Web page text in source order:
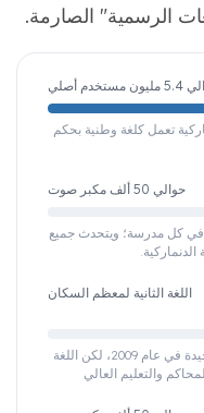
الرسمية" الصارمة.
مستخدم أصلي
تعمل كلغة وطنية بحكم
حوالي 50 ألف مكبر صوت
في كل مدرسة؛ ويتحدث جميع
اللغة الثانية لمعظم السكان
أصبحت اللغة الجرينلاندية اللغة الرسمية الوحيدة في عام 2009، لكن اللغة
والتعليم العالي